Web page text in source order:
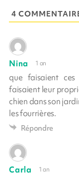
4
Nina 1 an
que faisaient
faisaient leur
chien dans son
les fourrières.
Répondre
Carla 1 an